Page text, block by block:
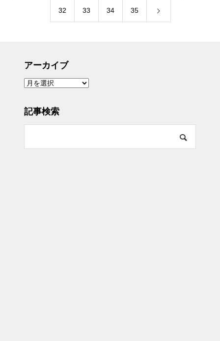
32 33 34 35
アーカイブ
ア
ー
ブ
記事検索